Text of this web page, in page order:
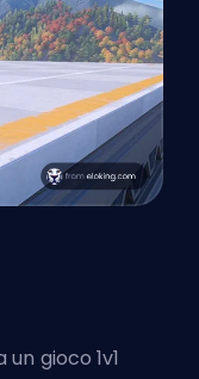
gioco 1v1